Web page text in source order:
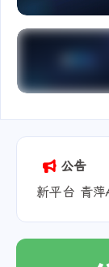
公告
新平台 青